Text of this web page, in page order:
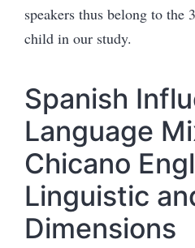
speakers thus belong to the
child in our study.
Spanish
Language
Chicano
Linguistic
Dimensions